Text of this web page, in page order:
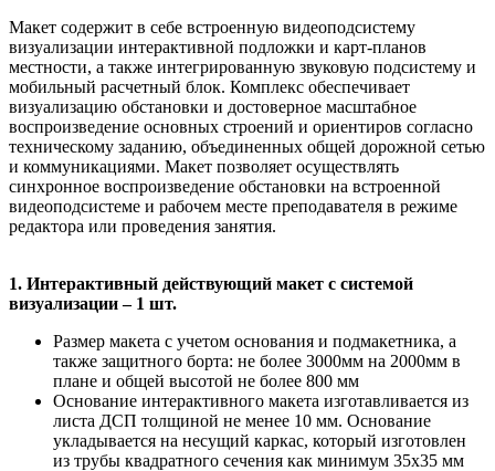
Макет содержит в себе встроенную видеоподсистему
визуализации интерактивной подложки и карт-планов
местности, а также интегрированную звуковую подсистему и
мобильный расчетный блок. Комплекс обеспечивает
визуализацию обстановки и достоверное масштабное
воспроизведение основных строений и ориентиров согласно
техническому заданию, объединенных общей дорожной сетью
и коммуникациями. Макет позволяет осуществлять
синхронное воспроизведение обстановки на встроенной
видеоподсистеме и рабочем месте преподавателя в режиме
редактора или проведения занятия.
1. Интерактивный действующий макет с системой
визуализации – 1 шт.
Размер макета с учетом основания и подмакетника, а
также защитного борта: не более 3000мм на 2000мм в
плане и общей высотой не более 800 мм
Основание интерактивного макета изготавливается из
листа ДСП толщиной не менее 10 мм. Основание
укладывается на несущий каркас, который изготовлен
из трубы квадратного сечения как минимум 35х35 мм